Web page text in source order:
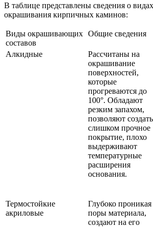
В таблице представлены сведения о
окрашивания кирпичных каминов:
Виды окрашивающих
составов
Общие сведения
Алкидные
Рассчитаны на
окрашивание
поверхностей,
которые
прогреваются до
100°. Обладают
резким запахом,
позволяют
слишком прочное
покрытие, плохо
выдерживают
температурные
расширения
основания.
Термостойкие
акриловые
Глубоко проникая
поры материала,
создают на его